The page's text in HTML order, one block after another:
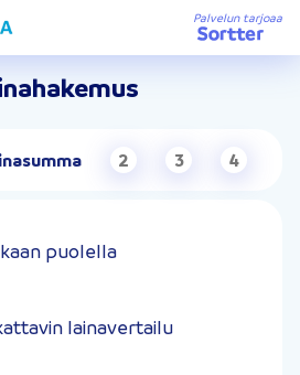
Palvelun tarjoaa
puolella
lainavertailu